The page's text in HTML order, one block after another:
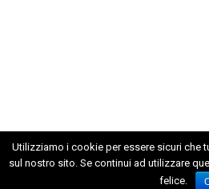
Utilizziamo i cookie per essere sicuri che
sul nostro sito. Se continui ad utilizzare
felice.